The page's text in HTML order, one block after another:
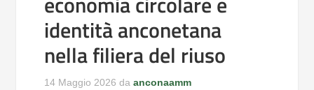
identità anconetana
nella filiera del riuso
14 Maggio 2026 daanconaamm